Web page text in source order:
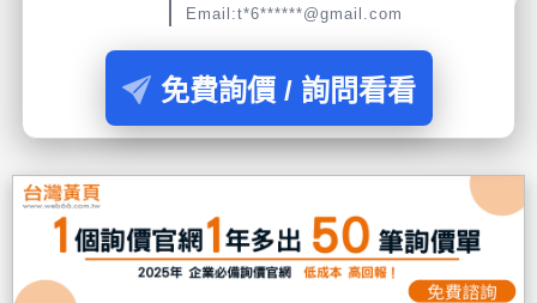
Email:t*6******@gmail.com
免費詢價 / 詢問看看